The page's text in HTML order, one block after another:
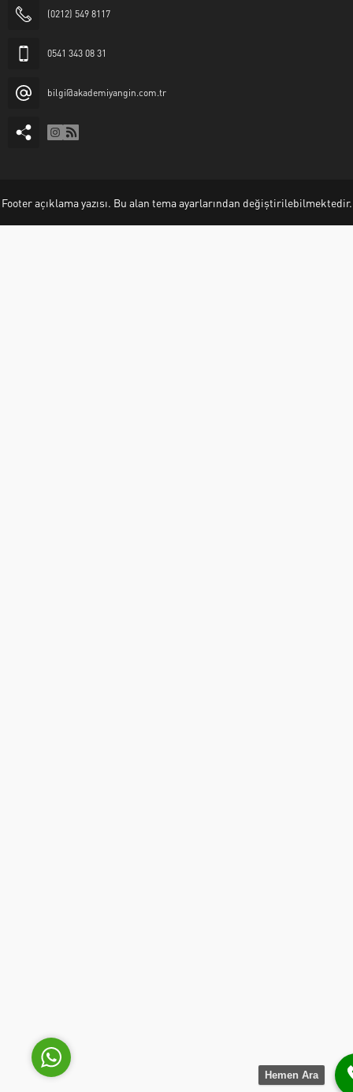
(0212) 549 8117
0541 343 08 31
bilgi@akademiyangin.com.tr
Footer açıklama yazısı. Bu alan tema ayarlarından değiştirilebilmektedir.
Hemen Ara